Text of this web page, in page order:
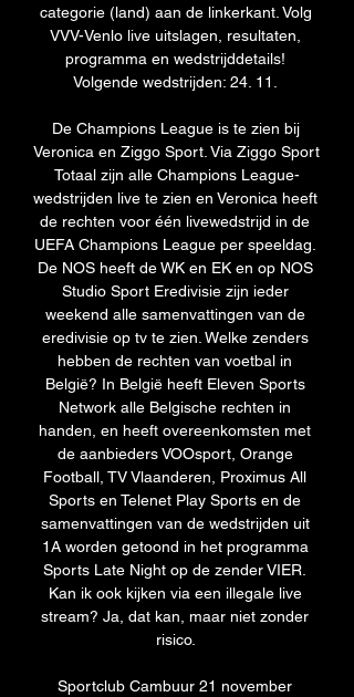
categorie (land) aan de linkerkant. Volg
VVV-Venlo live uitslagen, resultaten,
programma en wedstrijddetails!
Volgende wedstrijden: 24. 11.
De Champions League is te zien bij
Veronica en Ziggo Sport. Via Ziggo Sport
Totaal zijn alle Champions League-
wedstrijden live te zien en Veronica heeft
de rechten voor één livewedstrijd in de
UEFA Champions League per speeldag.
De NOS heeft de WK en EK en op NOS
Studio Sport Eredivisie zijn ieder
weekend alle samenvattingen van de
eredivisie op tv te zien. Welke zenders
hebben de rechten van voetbal in
België? In België heeft Eleven Sports
Network alle Belgische rechten in
handen, en heeft overeenkomsten met
de aanbieders VOOsport, Orange
Football, TV Vlaanderen, Proximus All
Sports en Telenet Play Sports en de
samenvattingen van de wedstrijden uit
1A worden getoond in het programma
Sports Late Night op de zender VIER.
Kan ik ook kijken via een illegale live
stream? Ja, dat kan, maar niet zonder
risico.
Sportclub Cambuur 21 november